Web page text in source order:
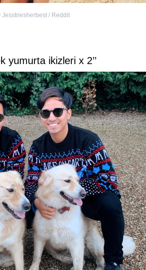
Jesstriesherbest / Reddit
yumurta ikizleri x 2’’